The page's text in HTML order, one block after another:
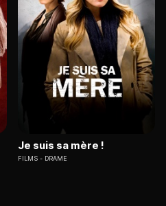
Je suis sa mère !
FILMS DRAME